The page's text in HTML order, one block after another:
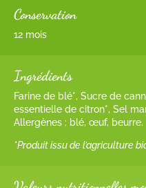
Conservation
12 mois
Ingrédients
Farine de blé*, Sucre de
essentielle de citron*, Sel
Allergènes : blé, œuf, beurre.
*Produit issu de l’agriculture